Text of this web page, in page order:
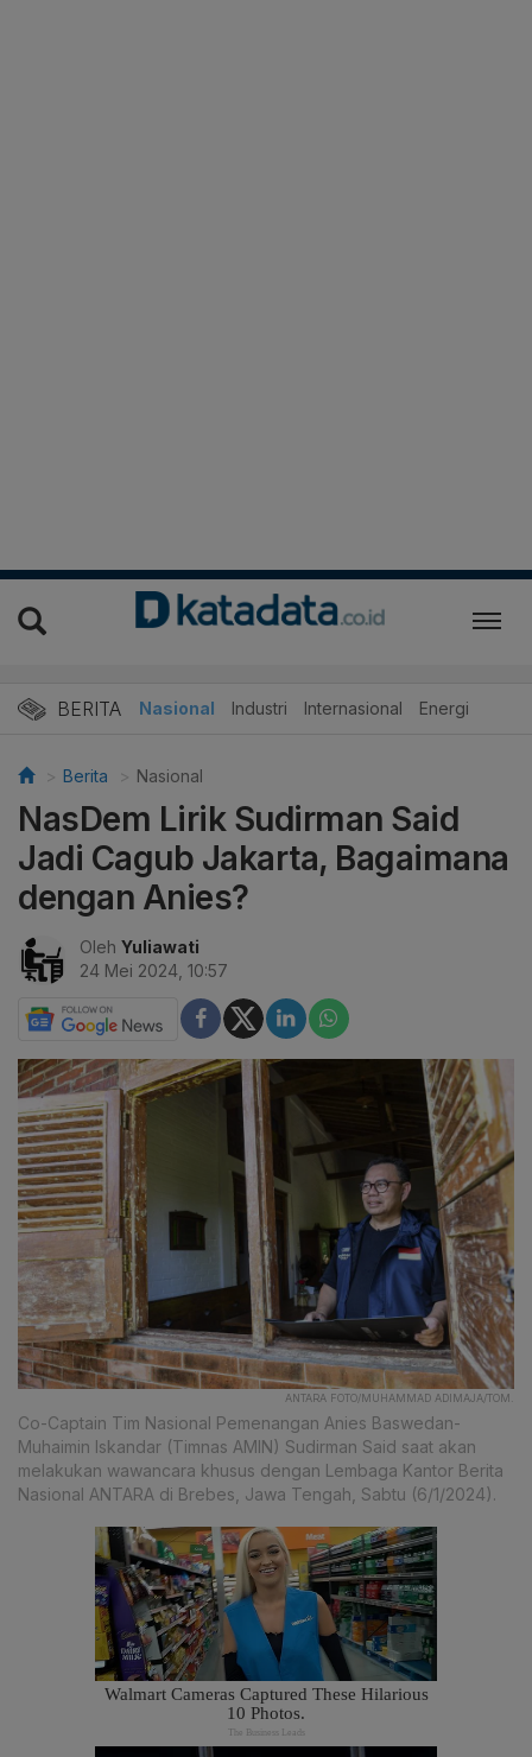
BERITA Nasional Industri Internasional Energi
Berita Nasional
NasDem Lirik Sudirman Said
Jadi Cagub Jakarta, Bagaimana
dengan Anies?
Oleh Yuliawati
24 Mei 2024, 10:57
ANTARA FOTO/MUHAMMAD ADIMAJA/TOM.
Co-Captain Tim Nasional Pemenangan Anies Baswedan-
Muhaimin Iskandar (Timnas AMIN) Sudirman Said saat akan
melakukan wawancara khusus dengan Lembaga Kantor Berita
Nasional ANTARA di Brebes, Jawa Tengah, Sabtu (6/1/2024).